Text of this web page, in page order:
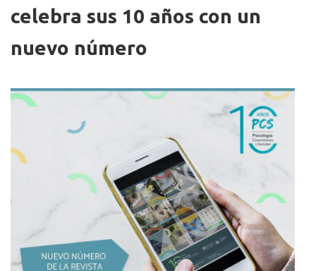
celebra sus 10 años con un
nuevo número